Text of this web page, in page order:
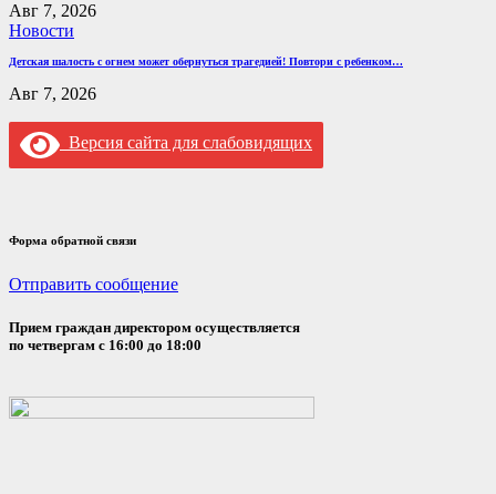
Авг 7, 2026
Новости
Детская шалость с огнем может обернуться трагедией! Повтори с ребенком…
Авг 7, 2026
Версия сайта для слабовидящих
Форма обратной связи
Отправить сообщение
Прием граждан директором осуществляется
по четвергам с 16:00 до 18:00